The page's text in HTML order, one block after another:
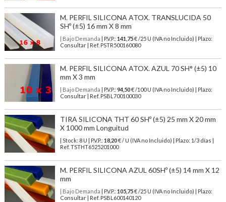
M. PERFIL SILICONA ATOX. TRANSLUCIDA 50
SHº (±5) 16 mm X 8 mm
| Bajo Demanda | P.V.P.: 141,75€ /25 U (IVA no Incluido) | Plazo:
Consultar | Ref. PSTR500160080
M. PERFIL SILICONA ATOX. AZUL 70 SH° (±5) 10
mm X 3 mm
| Bajo Demanda | P.V.P.: 94,50€ /100 U (IVA no Incluido) | Plazo:
Consultar | Ref. PSBL700100030
TIRA SILICONA THT 60 SHº (±5) 25 mm X 20 mm
X 1000 mm Longuitud
| Stock: 8 U | P.V.P.: 18,20€/ U (IVA no Incluido)
| Plazo: 1/3 días |
Ref. TSTHT6525201000
M. PERFIL SILICONA AZUL 60SHº (±5) 14 mm X 12
mm
| Bajo Demanda | P.V.P.: 105,75€ /25 U (IVA no Incluido) | Plazo:
Consultar | Ref. PSBL600140120